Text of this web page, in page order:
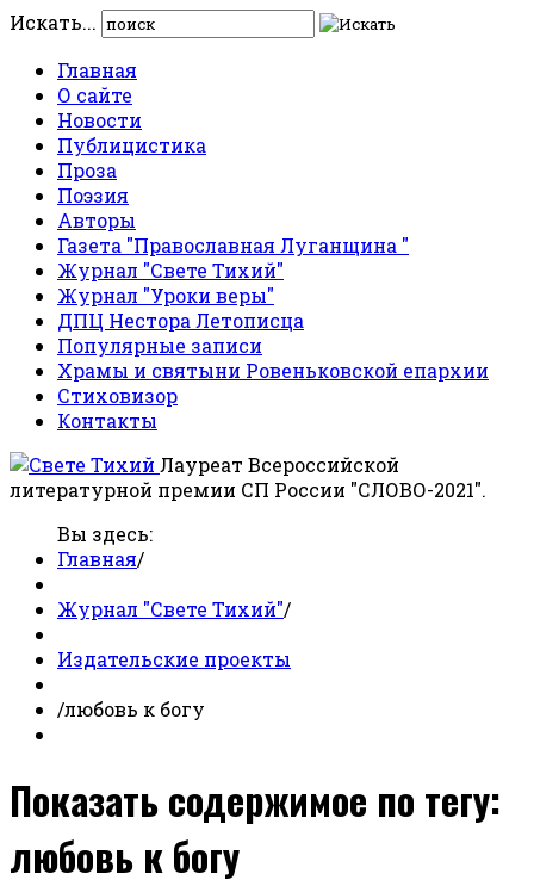
Искать...
Главная
О сайте
Новости
Публицистика
Проза
Поэзия
Авторы
Газета "Православная Луганщина "
Журнал "Свете Тихий"
Журнал "Уроки веры"
ДПЦ Нестора Летописца
Популярные записи
Храмы и святыни Ровеньковской епархии
Стиховизор
Контакты
Лауреат Всероссийской
литературной премии СП России "СЛОВО-2021".
Вы здесь:
Главная/
Журнал "Свете Тихий"/
Издательские проекты
/любовь к богу
Показать содержимое по тегу:
любовь к богу